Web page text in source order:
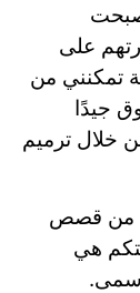
على
تمكنني من
جيدًا
خلال ترميم
من قصص
هي